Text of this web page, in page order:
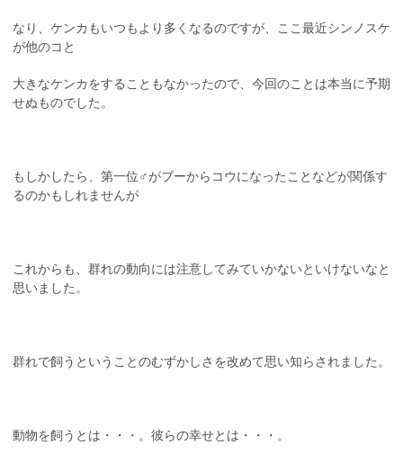
なり、ケンカもいつもより多くなるのですが、ここ最近シンノスケ
が他のコと
大きなケンカをすることもなかったので、今回のことは本当に予期
せぬものでした。
もしかしたら、第一位♂がブーからコウになったことなどが関係す
るのかもしれませんが
これからも、群れの動向には注意してみていかないといけないなと
思いました。
群れで飼うということのむずかしさを改めて思い知らされました。
動物を飼うとは・・・。彼らの幸せとは・・・。